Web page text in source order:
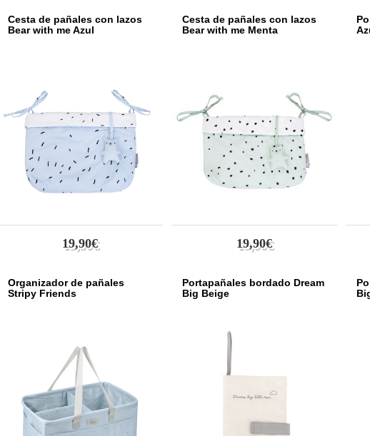
Cesta de pañales con lazos
Bear with me Azul
19,90€
Cesta de pañales con lazos
Bear with me Menta
19,90€
Organizador de pañales
Stripy Friends
Portapañales bordado Dream
Big Beige